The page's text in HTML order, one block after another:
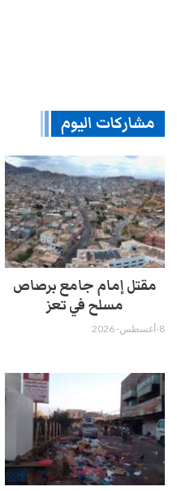
مشاركات اليوم
مقتل إمام جامع برصاص
مسلح في تعز
8-أغسطس- 2026